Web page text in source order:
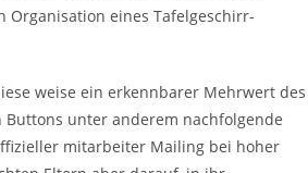
Organisation eines Tafelgeschirr-
weise ein erkennbarer Mehrwert des
Buttons unter anderem nachfolgende
mitarbeiter Mailing bei hoher